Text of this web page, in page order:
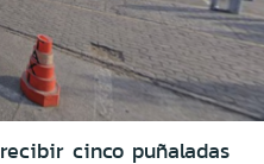
cinco puñaladas